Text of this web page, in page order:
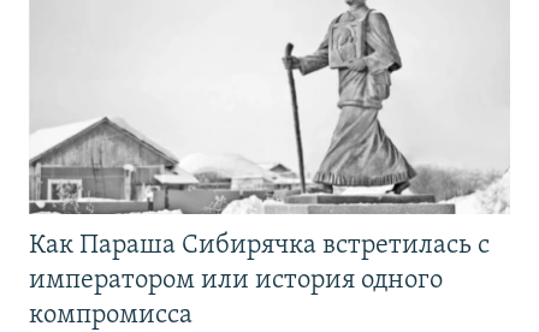
Как Параша Сибирячка встретилась с
императором или история одного
компромисса